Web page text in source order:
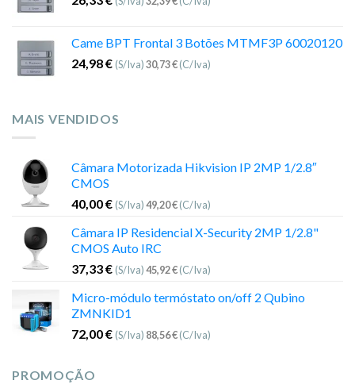
Came BPT Frontal 3 Botões MTMF3P 60020120
24,98€ (S/Iva)30,73€(C/Iva)
MAIS VENDIDOS
Câmara Motorizada Hikvision IP 2MP 1/2.8″
CMOS
40,00€ (S/Iva)49,20€(C/Iva)
Câmara IP Residencial X-Security 2MP 1/2.8"
CMOS Auto IRC
37,33€ (S/Iva)45,92€(C/Iva)
Micro-módulo termóstato on/off 2 Qubino
ZMNKID1
72,00€ (S/Iva) 88,56€(C/Iva)
PROMOÇÃO